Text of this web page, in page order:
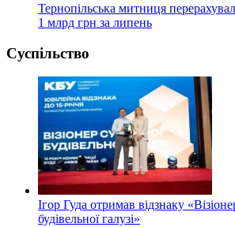
Тернопільська митниця
1 млрд грн за липень
Суспільство
Ігор Гуда отримав відзнаку
будівельної галузі»